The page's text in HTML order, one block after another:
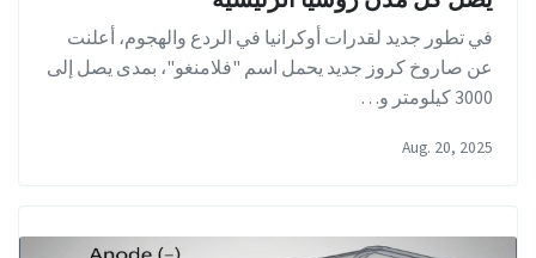
في تطور جديد لقدرات أوكرانيا في الردع والهجوم، أعلنت
عن صاروخ كروز جديد يحمل اسم "فلامنغو"، بمدى يصل إلى
3000 كيلومتر و…
Aug. 20, 2025